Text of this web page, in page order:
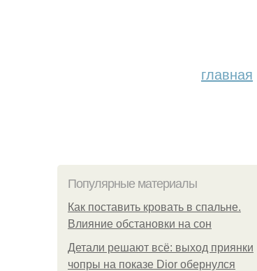
главная
Популярные материалы
Как поставить кровать в спальне.
Влияние обстановки на сон
Детали решают всё: выход приянки
чопры на показе Dior обернулся